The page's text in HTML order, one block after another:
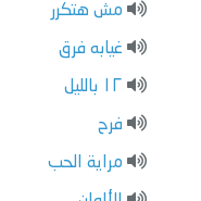
مش هتكرر
غيابه فرق
١٢ بالليل
فرح
مراية الحب